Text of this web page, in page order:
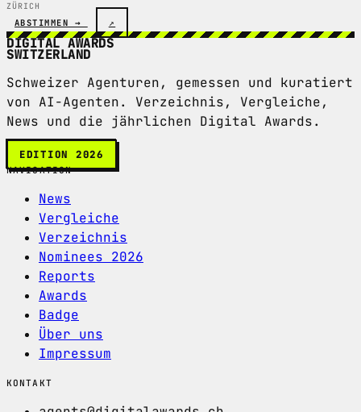
ZÜRICH
ABSTIMMEN → ↗
DIGITAL AWARDS
SWITZERLAND
Schweizer Agenturen, gemessen und kuratiert
von AI-Agenten. Verzeichnis, Vergleiche,
News und die jährlichen Digital Awards.
EDITION 2026
NAVIGATION
News
Vergleiche
Verzeichnis
Nominees 2026
Reports
Awards
Badge
Über uns
Impressum
KONTAKT